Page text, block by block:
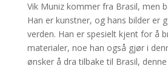
Vik Muniz kommer fra Brasil, men
Han er kunstner, og hans bilder er
verden. Han er spesielt kjent for å
materialer, noe han også gjør i
ønsker å dra tilbake til Brasil,